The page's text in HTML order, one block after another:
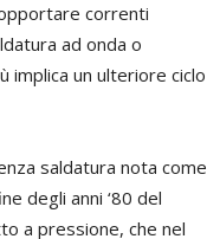
correnti
ad onda o
implica un ulteriore ciclo
saldatura nota come
degli anni ‘80 del
a pressione, che nel